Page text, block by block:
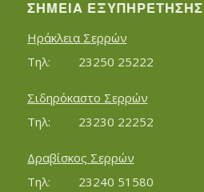
ΣΗΜΕΊΑ ΕΞΥΠΗΡΈΤΗΣΗΣ
Ηράκλεια Σερρών
Τηλ:		23250 25222
Σιδηρόκαστο Σερρών
Τηλ:		23230 22252
Δραβίσκος Σερρών
Τηλ:		23240 51580